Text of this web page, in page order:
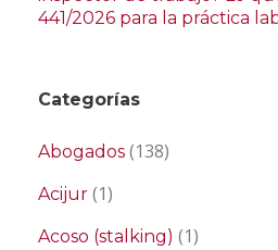
441/2026 para la práctica
Categorías
Abogados (138)
Acijur (1)
Acoso (stalking) (1)